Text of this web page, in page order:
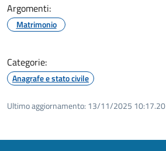
Argomenti:
Matrimonio
Categorie:
Anagrafe e stato civile
Ultimo aggiornamento: 13/11/2025 10:17.20